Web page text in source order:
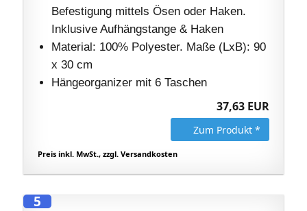
Befestigung mittels Ösen oder Haken.
Inklusive Aufhängstange & Haken
Material: 100% Polyester. Maße (LxB): 90
x 30 cm
Hängeorganizer mit 6 Taschen
37,63 EUR
Zum Produkt *
Preis inkl. MwSt., zzgl. Versandkosten
5